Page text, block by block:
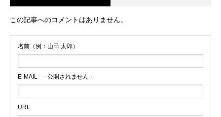
この記事へのコメントはありません。
名前（例：山田 太郎）
E-MAIL - 公開されません -
URL